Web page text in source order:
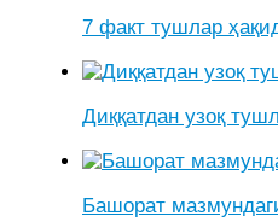
7 факт тушлар
Диққатдан узоқ
Башорат